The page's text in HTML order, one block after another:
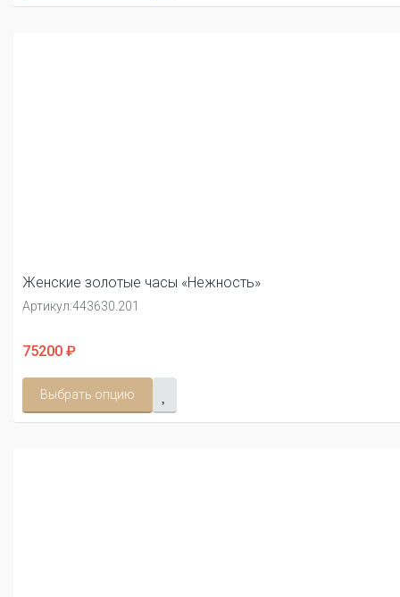
Женские золотые часы «Нежность»
Артикул:443630.201
75200 ₽
Выбрать опцию